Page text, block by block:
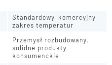
Standardowy, komercyjny
zakres temperatur
Przemysł rozbudowany,
solidne produkty
konsumenckie